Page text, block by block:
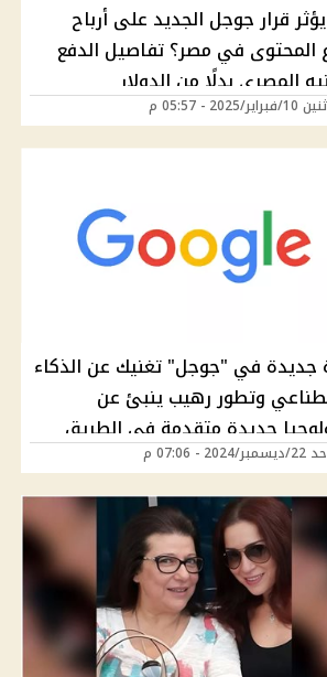
قرار جوجل الجديد على أرباح
المحتوى في مصر؟ تفاصيل الدفع
المصري بدلًا من الدولار
2025 - 05:57 م
جديدة في "جوجل" تغنيك عن الذكاء
وتطور رهيب ينبئ عن
جديدة متقدمة في الطريق
- 07:06 م